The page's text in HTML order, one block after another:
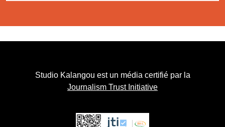
Studio Kalangou est un média certifié par la
Journalism Trust Initiative